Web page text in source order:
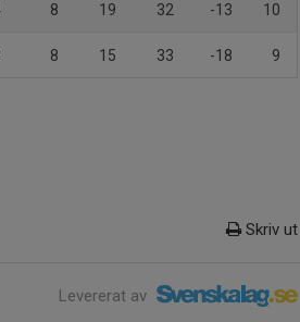
8 19 32 -13 10
8 15 33 -18 9
Skriv ut
Levererat av